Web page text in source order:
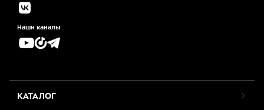
Наши каналы
КАТАЛОГ